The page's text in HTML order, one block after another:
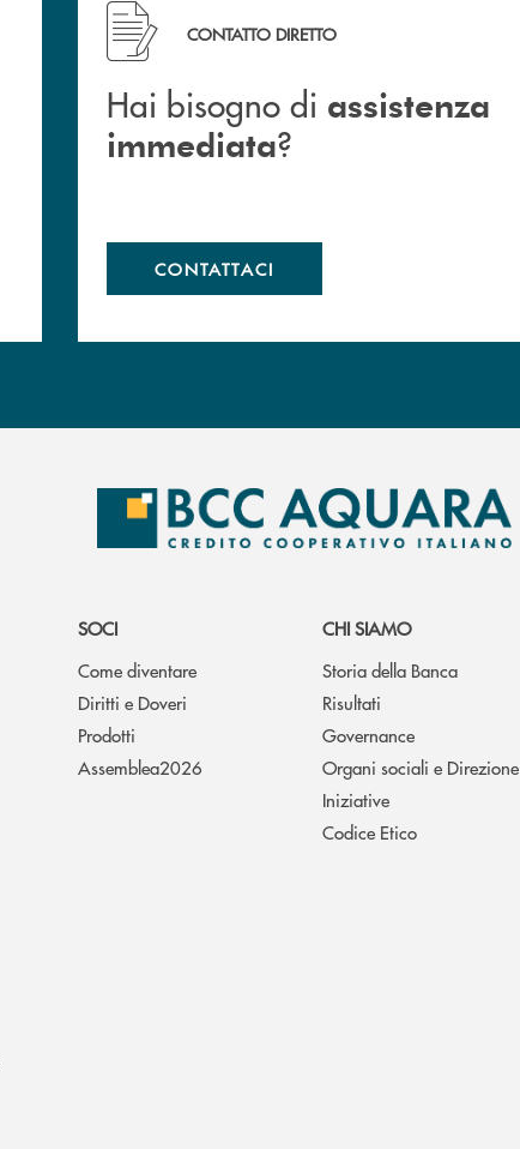
Hai bisogno di assistenza immediata ?
CONTATTO DIRETTO
Hai bisogno di assistenza
immediata?
CONTATTACI
SOCI
Come diventare
Diritti e Doveri
Prodotti
Assemblea2026
CHI SIAMO
Storia della Banca
Risultati
Governance
Organi sociali e Direzione
Iniziative
Codice Etico